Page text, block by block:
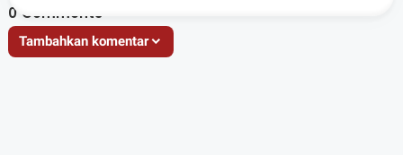
0 Comments
Tambahkan komentar